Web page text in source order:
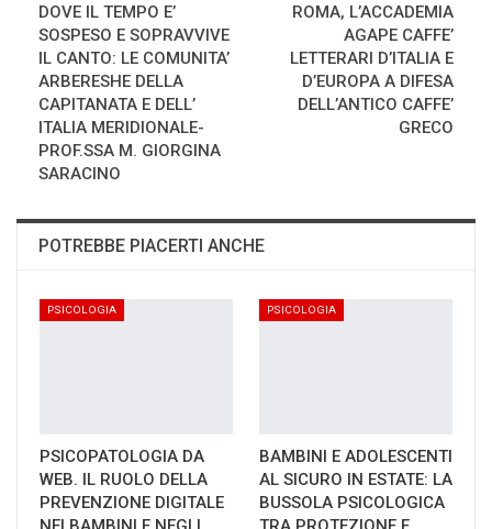
DOVE IL TEMPO E’
SOSPESO E SOPRAVVIVE
IL CANTO: LE COMUNITA’
ARBERESHE DELLA
CAPITANATA E DELL’
ITALIA MERIDIONALE-
PROF.SSA M. GIORGINA
SARACINO
ROMA, L’ACCADEMIA
AGAPE CAFFE’
LETTERARI D’ITALIA E
D’EUROPA A DIFESA
DELL’ANTICO CAFFE’
GRECO
POTREBBE PIACERTI ANCHE
PSICOLOGIA
PSICOPATOLOGIA DA
WEB. IL RUOLO DELLA
PREVENZIONE DIGITALE
PSICOLOGIA
BAMBINI E ADOLESCENTI
AL SICURO IN ESTATE: LA
BUSSOLA PSICOLOGICA